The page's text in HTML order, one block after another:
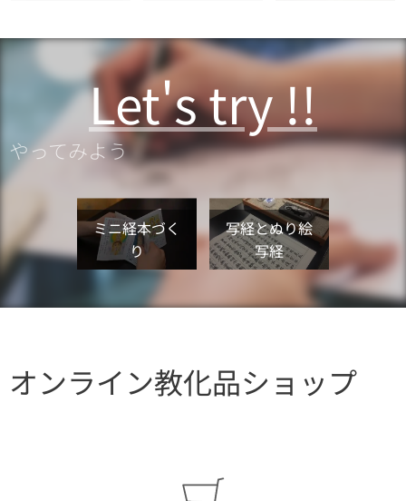
Let's try !!
やってみよう
ミニ経本づく
り
写経とぬり絵
写経
オンライン教化品ショップ